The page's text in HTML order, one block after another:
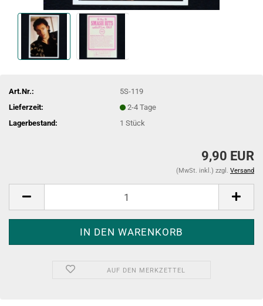
Art.Nr.:
5S-119
Lieferzeit:
2-4 Tage
Lagerbestand:
1Stück
9,90 EUR
(MwSt. inkl.) zzgl. Versand
AUF DEN MERKZETTEL